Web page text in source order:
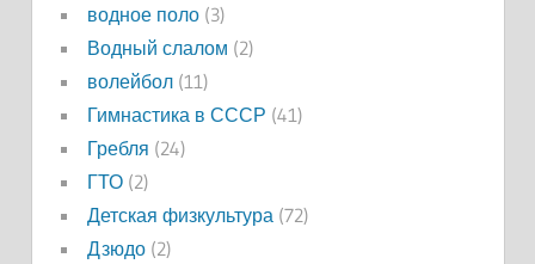
водное поло(3)
Водный слалом (2)
волейбол(11)
Гимнастика в СССР (41)
Гребля (24)
ГТО(2)
Детская физкультура (72)
Дзюдо(2)